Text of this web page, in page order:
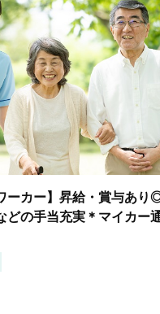
ーカー】昇給・賞与あり
の手当充実＊マイカー